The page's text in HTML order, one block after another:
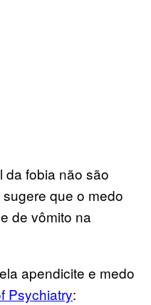
da fobia não são
que o medo
de vômito na
apendicite e medo
Psychiatry: